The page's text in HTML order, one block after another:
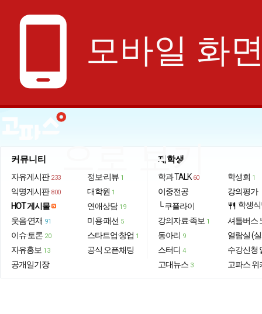
phone_android 모바일 화
으로 보기
커뮤니티
자유게시판 233
익명게시판 800
HOT 게시물
웃음·연재 91
이슈·토론 20
자유홍보 13
공개일기장
정보·리뷰 1
대학원 1
연애상담 19
미용·패션 5
스타트업·창업 1
공식 오픈채팅
재학생
학과 TALK 60
이중전공
└ 쿠플라이
강의자료·족보 1
동아리 9
스터디 4
고대뉴스 3
학생회 1
강의평가
restaurant 학생
셔틀버스
열람실 (
수강신청
고파스 위